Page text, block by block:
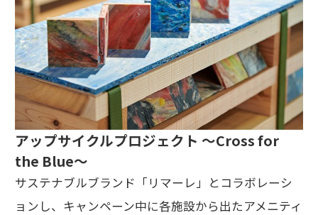
アップサイクルプロジェクト ～Cross for
the Blue～
サステナブルブランド「リマーレ」とコラボレーシ
ョンし、キャンペーン中に各施設から出たアメニティ